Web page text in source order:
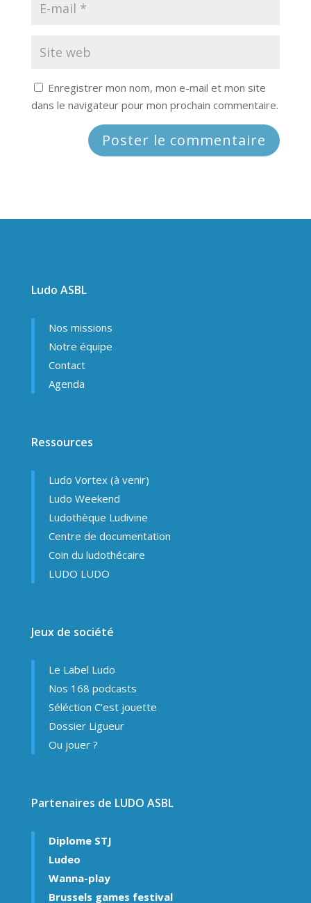
Enregistrer mon nom, mon e-mail et mon site
dans le navigateur pour mon prochain commentaire.
Ludo ASBL
Nos missions
Notre équipe
Contact
Agenda
Ressources
Ludo Vortex (à venir)
Ludo Weekend
Ludothèque Ludivine
Centre de documentation
Coin du ludothécaire
LUDO LUDO
Jeux de société
Le Label Ludo
Nos 168 podcasts
Séléction C’est jouette
Dossier Ligueur
Ou jouer ?
Partenaires de LUDO ASBL
Diplome STJ
Ludeo
Wanna-play
Brussels games festival